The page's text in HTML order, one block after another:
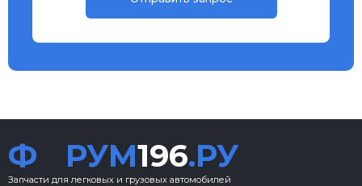
Ф РУМ196.РУ
Запчасти для легковых и грузовых автомобилей